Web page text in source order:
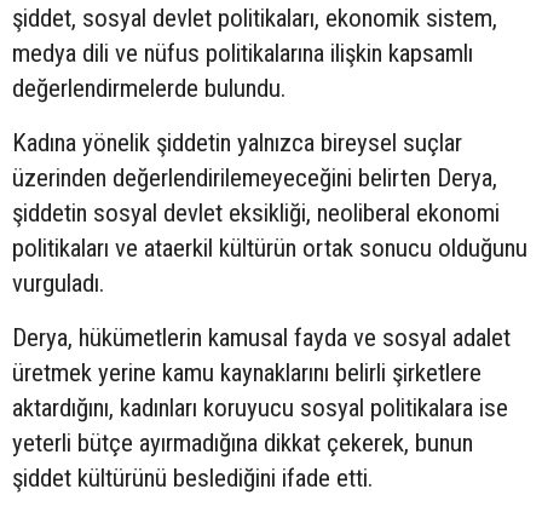
şiddet, sosyal devlet politikaları, ekonomik sistem,
medya dili ve nüfus politikalarına ilişkin kapsamlı
değerlendirmelerde bulundu.
Kadına yönelik şiddetin yalnızca bireysel suçlar
üzerinden değerlendirilemeyeceğini belirten Derya,
şiddetin sosyal devlet eksikliği, neoliberal ekonomi
politikaları ve ataerkil kültürün ortak sonucu olduğunu
vurguladı.
Derya, hükümetlerin kamusal fayda ve sosyal adalet
üretmek yerine kamu kaynaklarını belirli şirketlere
aktardığını, kadınları koruyucu sosyal politikalara ise
yeterli bütçe ayırmadığına dikkat çekerek, bunun
şiddet kültürünü beslediğini ifade etti.